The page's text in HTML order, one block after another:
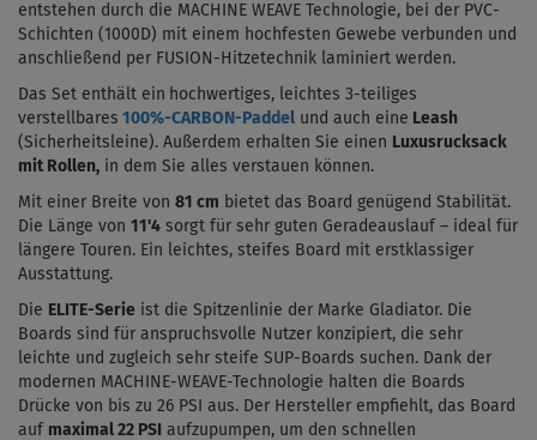
entstehen durch die MACHINE WEAVE Technologie, bei der PVC-
Schichten (1000D) mit einem hochfesten Gewebe verbunden und
anschließend per FUSION-Hitzetechnik laminiert werden.
Das Set enthält ein hochwertiges, leichtes 3-teiliges
verstellbares 100%-CARBON-Paddel und auch eine Leash
(Sicherheitsleine). Außerdem erhalten Sie einen Luxusrucksack
mit Rollen, in dem Sie alles verstauen können.
Mit einer Breite von 81 cm bietet das Board genügend Stabilität.
Die Länge von 11'4 sorgt für sehr guten Geradeauslauf – ideal für
längere Touren. Ein leichtes, steifes Board mit erstklassiger
Ausstattung.
Die ELITE-Serie ist die Spitzenlinie der Marke Gladiator. Die
Boards sind für anspruchsvolle Nutzer konzipiert, die sehr
leichte und zugleich sehr steife SUP-Boards suchen. Dank der
modernen MACHINE-WEAVE-Technologie halten die Boards
Drücke von bis zu 26 PSI aus. Der Hersteller empfiehlt, das Board
auf maximal 22 PSI aufzupumpen, um den schnellen